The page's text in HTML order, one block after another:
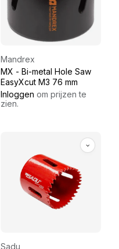
Mandrex
MX - Bi-metal Hole Saw
EasyXcut M3 76 mm
Inloggen om prijzen te
zien.
Sadu